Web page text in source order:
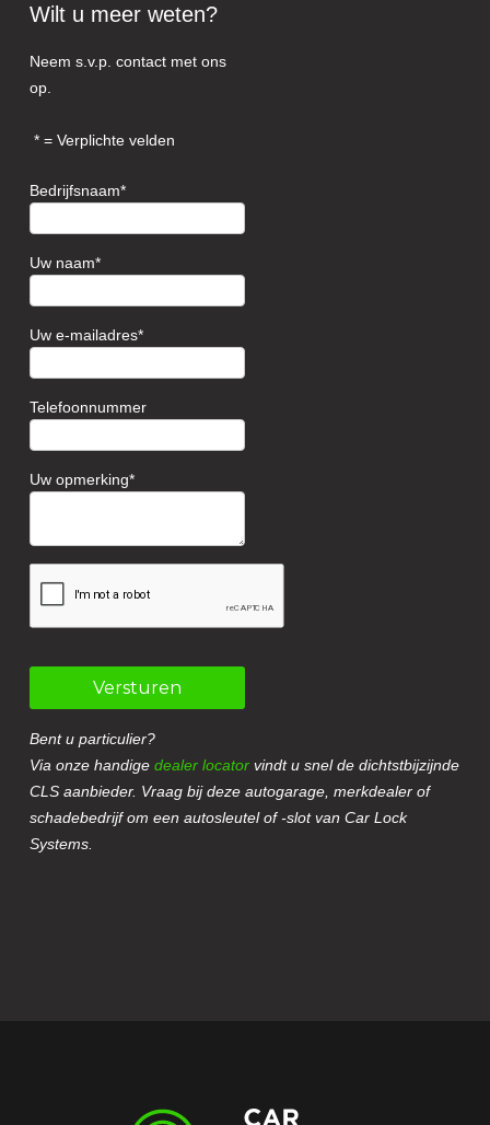
Wilt u meer weten?
Neem s.v.p. contact met ons
op.
= Verplichte velden
Bedrijfsnaam
Uw naam
Uw e-mailadres
Telefoonnummer
Uw opmerking
Versturen
Bent u particulier?
Via onze handigedealer locator vindt u snel de dichtstbijzijnde
CLS aanbieder. Vraag bij deze autogarage, merkdealer of
schadebedrijf om een autosleutel of -slot van Car Lock
Systems.